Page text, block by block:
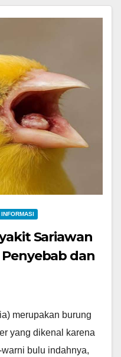
INFORMASI
Sariawan
dan
merupakan burung
yang dikenal karena
bulu indahnya,